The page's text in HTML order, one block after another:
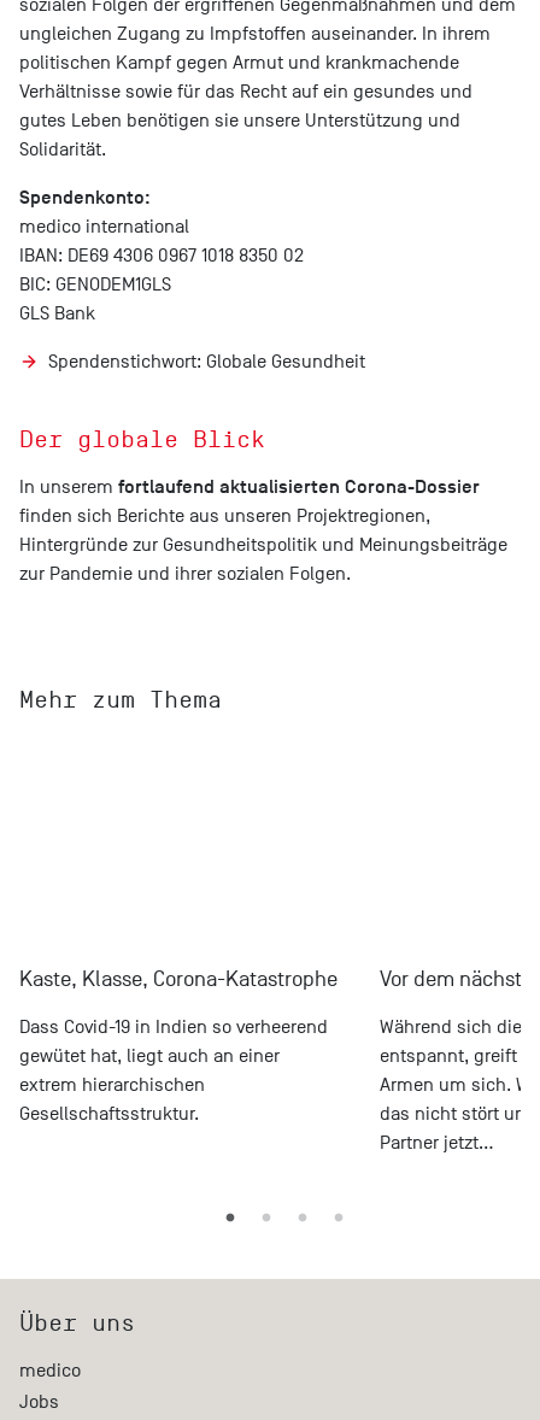
ungleichen Zugang zu Impfstoffen auseinander. In ihrem
politischen Kampf gegen Armut und krankmachende
Verhältnisse sowie für das Recht auf ein gesundes und
gutes Leben benötigen sie unsere Unterstützung und
Solidarität.
Spendenkonto:
medico international
IBAN: DE69 4306 0967 1018 8350 02
BIC: GENODEM1GLS
GLS Bank
Spendenstichwort: Globale Gesundheit
Der globale Blick
In unserem fortlaufend aktualisierten Corona-Dossier
finden sich Berichte aus unseren Projektregionen,
Hintergründe zur Gesundheitspolitik und Meinungsbeiträge
zur Pandemie und ihrer sozialen Folgen.
Mehr zum Thema
Kaste, Klasse, Corona-Katastrophe
Dass Covid-19 in Indien so verheerend
gewütet hat, liegt auch an einer
extrem hierarchischen
Gesellschaftsstruktur.
Vor dem
Während sich die
entspannt, greift
Armen um sich.
das nicht stört
Partner jetzt…
Über uns
medico
Jobs